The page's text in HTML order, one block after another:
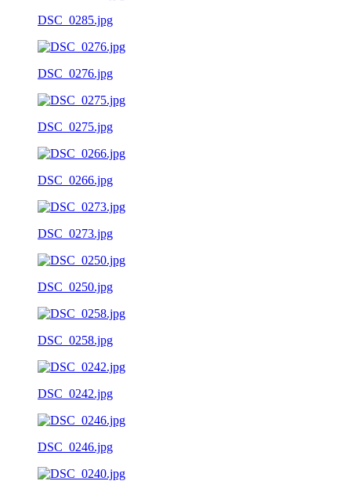
DSC_0285.jpg
DSC_0276.jpg
DSC_0275.jpg
DSC_0266.jpg
DSC_0273.jpg
DSC_0250.jpg
DSC_0258.jpg
DSC_0242.jpg
DSC_0246.jpg